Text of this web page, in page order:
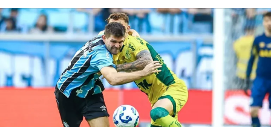
Por isso, a expectativa da torcida gremista é de que o
atacante volte a balançar as redes e ajude o Imortal a
construir uma vantagem fora de casa.
Carlos Vinícius volta em momento
decisivo
O artilheiro desfalcou o Grêmio na derrota para o